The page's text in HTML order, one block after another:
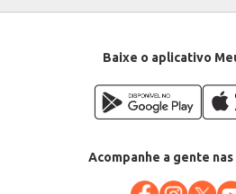
Baixe o aplicativo
Acompanhe a gente